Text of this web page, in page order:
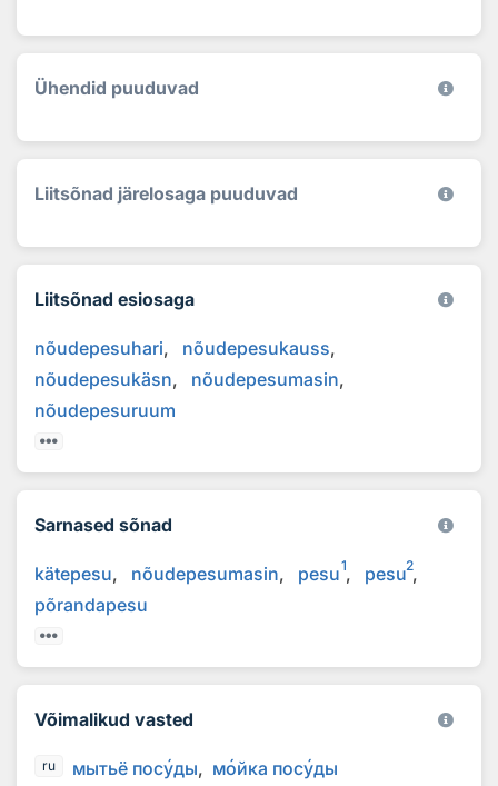
Ühendid puuduvad
Liitsõnad järelosaga puuduvad
Liitsõnad esiosaga
nõudepesuhari
nõudepesukauss
nõudepesukäsn
nõudepesumasin
nõudepesuruum
Sarnased sõnad
kätepesu nõudepesumasin pesu1 pesu2
põrandapesu
Võimalikud vasted
ru мытьё посуды мойка посуды